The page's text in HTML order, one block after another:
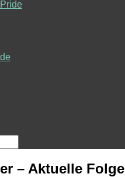
– Aktuelle Folge